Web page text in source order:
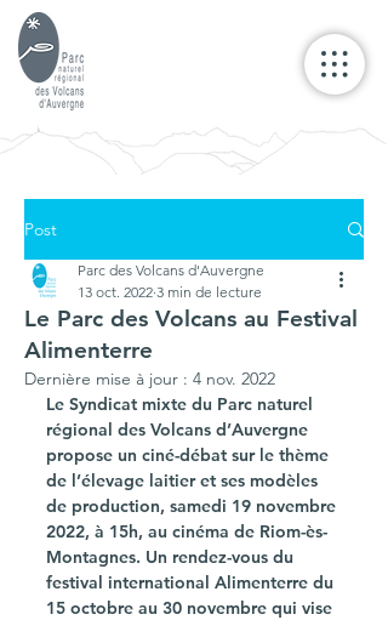
Post
Le Parc des Volcans au Festival
Alimenterre
Parc des Volcans d'Auvergne
13 oct. 2022 3 min de lecture
Dernière mise à jour : 4 nov. 2022
Le Syndicat mixte du Parc naturel
régional des Volcans d’Auvergne
propose un ciné-débat sur le thème
de l’élevage laitier et ses modèles
de production, samedi 19 novembre
2022, à 15h, au cinéma de Riom-ès-
Montagnes. Un rendez-vous du
festival international Alimenterre du
15 octobre au 30 novembre qui vise